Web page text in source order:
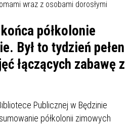
półkolonie
Był to tydzień pełen
łączących zabawę z
Publicznej w Będzinie
półkolonii zimowych